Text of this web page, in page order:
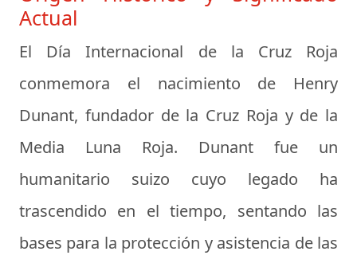
Actual
El Día Internacional de la Cruz Roja
conmemora el nacimiento de Henry
Dunant, fundador de la Cruz Roja y de la
Media Luna Roja. Dunant fue un
humanitario suizo cuyo legado ha
trascendido en el tiempo, sentando las
bases para la protección y asistencia de las